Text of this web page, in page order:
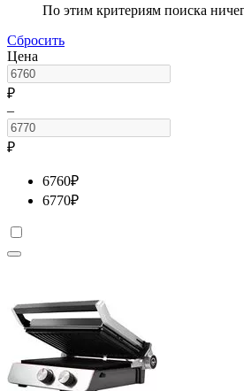
По этим критериям поиска
Сбросить
Цена
₽
–
₽
6760₽
6770₽